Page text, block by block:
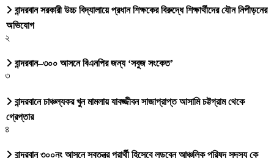
বান্দরবান সরকারী উচ্চ বিদ্যালায়ে প্রধান শিক্ষকের বিরুদ্ধে শিক্ষার্থীদের যৌন নিপীড়নের
অভিযোগ
২
বান্দরবান–৩০০ আসনে বিএনপির জন্য ‘সবুজ সংকেত’
৩
বান্দরবানে চাঞ্চল্যকর খুন মামলায় যাবজ্জীবন সাজাপ্রাপ্ত আসামি চট্টগ্রাম থেকে
গ্রেপ্তার
৪
বান্দরবান ৩০০নং আসনে স্বতন্ত্র প্রার্থী হিসেবে লড়বেন আঞ্চলিক পরিষদ সদস্য কে